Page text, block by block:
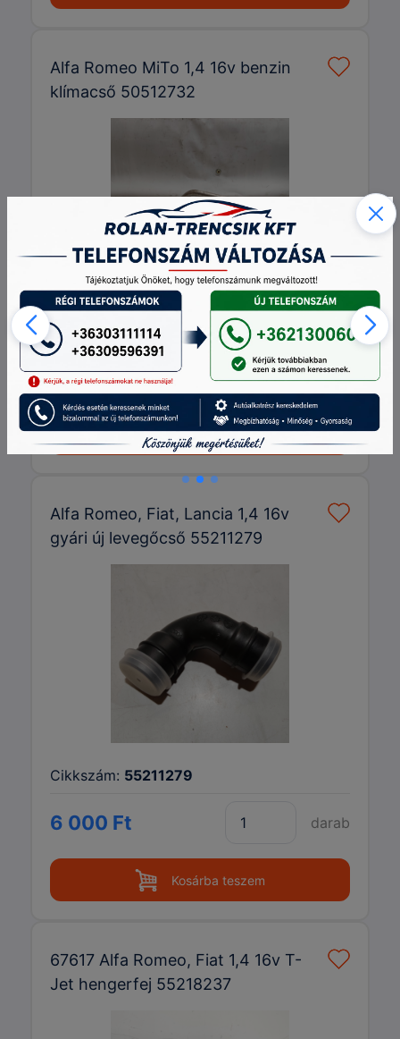
Alfa Romeo MiTo 1,4 16v benzin
klímacső 50512732
Cikkszám:50512732
10 000 Ft darab
Kosárba teszem
Alfa Romeo, Fiat, Lancia 1,4 16v
gyári új levegőcső 55211279
Cikkszám: 55211279
6 000 Ft darab
Kosárba teszem
67617 Alfa Romeo, Fiat 1,4 16v T-
Jet hengerfej 55218237